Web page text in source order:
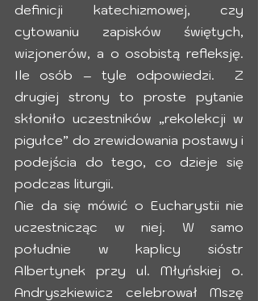
definicji katechizmowej, czy
cytowaniu zapisków świętych,
wizjonerów, a o osobistą refleksję.
Ile osób – tyle odpowiedzi.  Z
drugiej strony to proste pytanie
skłoniło uczestników „rekolekcji w
pigułce” do zrewidowania postawy i
podejścia do tego, co dzieje się
podczas liturgii.
Nie da się mówić o Eucharystii nie
uczestnicząc w niej. W samo
południe w kaplicy sióstr
Albertynek przy ul. Młyńskiej o.
Andryszkiewicz celebrował Mszę